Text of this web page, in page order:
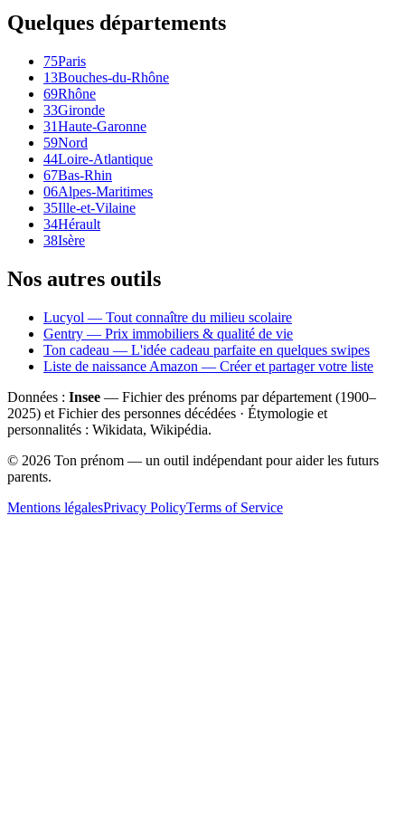
Quelques départements
75Paris
13Bouches-du-Rhône
69Rhône
33Gironde
31Haute-Garonne
59Nord
44Loire-Atlantique
67Bas-Rhin
06Alpes-Maritimes
35Ille-et-Vilaine
34Hérault
38Isère
Nos autres outils
Lucyol — Tout connaître du milieu scolaire
Gentry — Prix immobiliers & qualité de vie
Ton cadeau — L'idée cadeau parfaite en quelques swipes
Liste de naissance Amazon — Créer et partager votre liste
Données : Insee — Fichier des prénoms par département (1900–
2025) et Fichier des personnes décédées · Étymologie et
personnalités : Wikidata, Wikipédia.
© 2026 Ton prénom — un outil indépendant pour aider les futurs
parents.
Mentions légalesPrivacy PolicyTerms of Service